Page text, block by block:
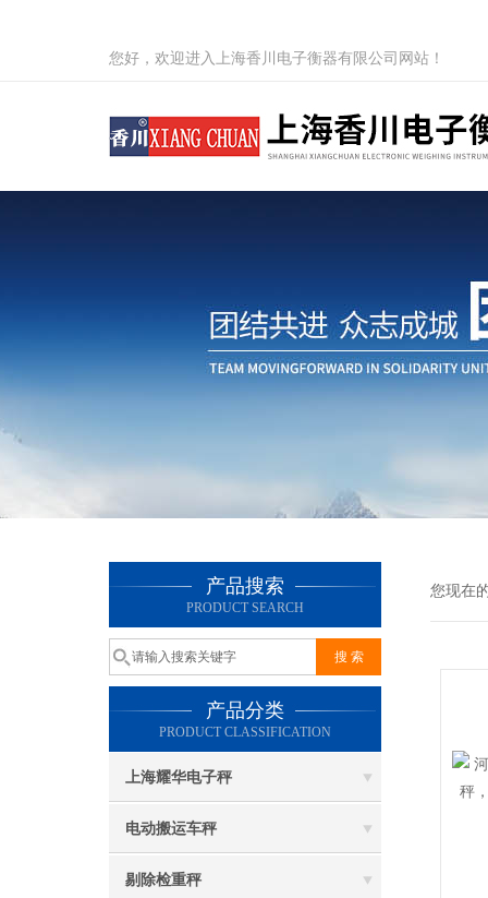
您好，欢迎进入上海香川电子衡器有限公司网站！
产品搜索
PRODUCT SEARCH
产品分类
PRODUCT CLASSIFICATION
上海耀华电子秤
电动搬运车秤
剔除检重秤
您现在